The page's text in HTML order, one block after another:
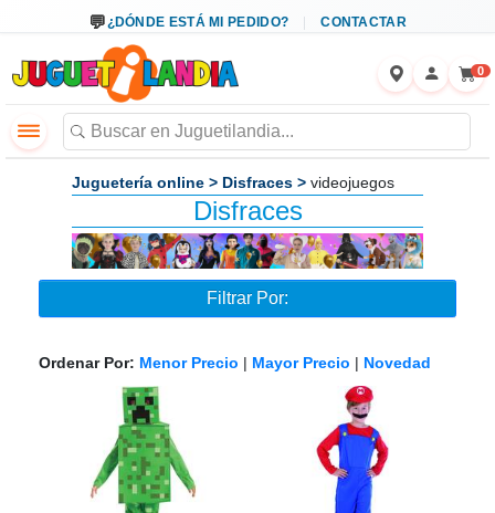
¿DÓNDE ESTÁ MI PEDIDO? CONTACTAR
0
Juguetería online > Disfraces > videojuegos
Disfraces
Filtrar Por:
Ordenar Por: Menor Precio | Mayor Precio | Novedad